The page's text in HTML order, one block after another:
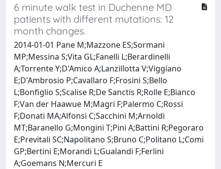
6 minute walk test in Duchenne MD
patients with different mutations: 12
month changes.
2014-01-01 Pane M;Mazzone ES;Sormani
MP;Messina S;Vita GL;Fanelli L;Berardinelli
A;Torrente Y;D'Amico A;Lanzillotta V;Viggiano
E;D'Ambrosio P;Cavallaro F;Frosini S;Bello
L;Bonfiglio S;Scalise R;De Sanctis R;Rolle E;Bianco
F;Van der Haawue M;Magri F;Palermo C;Rossi
F;Donati MA;Alfonsi C;Sacchini M;Arnoldi
MT;Baranello G;Mongini T;Pini A;Battini R;Pegoraro
E;Previtali SC;Napolitano S;Bruno C;Politano L;Comi
GP;Bertini E;Morandi L;Gualandi F;Ferlini
A;Goemans N;Mercuri E